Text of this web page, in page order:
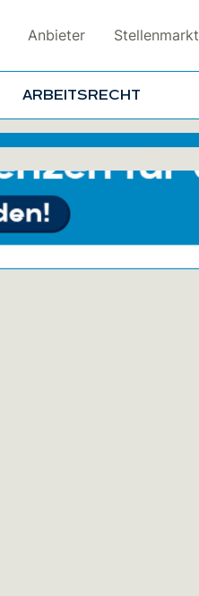
Anbieter Stellenmarkt
ARBEITSRECHT